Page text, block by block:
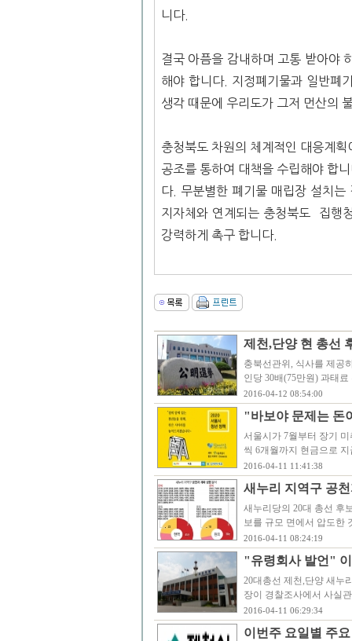
니다.
결국 아픔을 감내하며 고통 받아야
해야 합니다. 지정폐기물과 일반폐
생각 때문에 우리도가 그저 먼산의
충청북도 차원의 체계적인 대응계
공조를 통하여 대책을 수립해야 합
다. 무분별한 폐기물 매립장 설치
지자체와 연계되는 충청북도 집행
강력하게 촉구 합니다.
제천,단양 현 총선
충북선관위, 식사를 제공
인당 30배(75만원) 과태
2016-04-12 08:54:00
"바보야 문제는 돈
서울시가 7월부터 장기
씩 6개월까지 현금으로
2016-04-11 11:41:38
새누리 지역구 공
새누리당의 20대 총선 후
보를 규모 면에서 압도한
2016-04-11 08:24:19
"유령회사 발언"
20대총선 제천,단양 새누
장이 경찰조사에서 사실
2016-04-11 06:29:34
이번주 요일별 주